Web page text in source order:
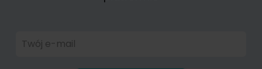
Twój e-mail